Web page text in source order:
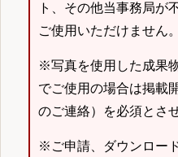
ト、その他当事務局が
ご使用いただけません。
※写真を使用した成果
でご使用の場合は掲載
のご連絡）を必須とさ
※ご申請、ダウンロー